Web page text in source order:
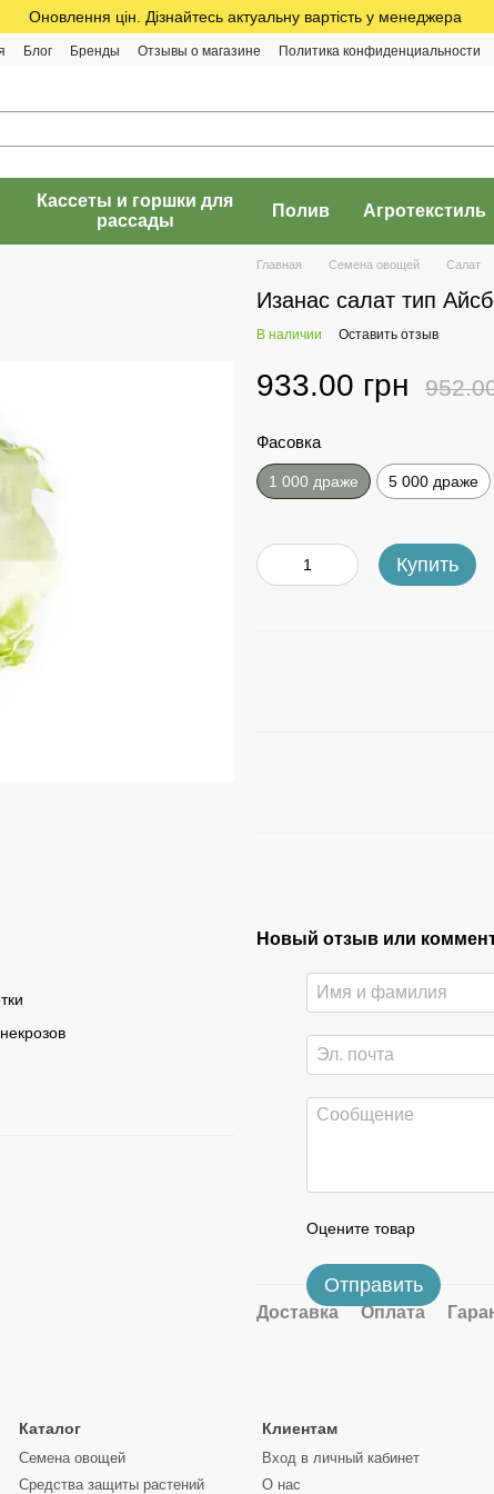
Оновлення цін. Дізнайтесь актуальну вартість у менеджера
Блог Бренды Отзывы о магазине Политика конфиденциальности
Кассеты и горшки для
рассады
Полив Агротекстиль
Главная Семена овощей Салат
Изанас салат тип
В наличии Оставить отзыв
933.00 грн
Фасовка
1 000 драже 5 000 драже
Купить
Новый отзыв или
Оцените товар
Отправить
Доставка Оплата
Каталог
Семена овощей
Средства защиты растений
Клиентам
Вход в личный кабинет
О нас